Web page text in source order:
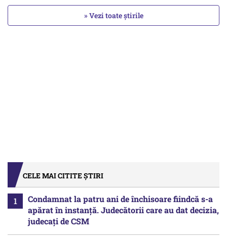
» Vezi toate știrile
CELE MAI CITITE ȘTIRI
Condamnat la patru ani de închisoare fiindcă s-a
apărat în instanță. Judecătorii care au dat decizia,
judecați de CSM